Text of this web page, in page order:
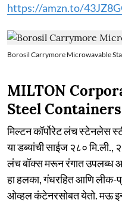
https://amzn.to/
Borosil Carrymore Microwavable
MILTON
Steel Containers
मिल्टन कॉर्पोरेट लंच स्टेनलेस
या डब्यांची साईज २८०
लंच बॉक्स मरून रंगात उपलब्ध
हा हलका, गंधरहित आणि
ओव्हल कंटेनरसोबत येतो. मऊ